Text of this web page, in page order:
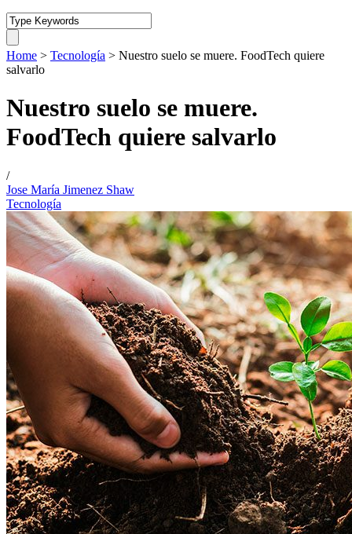
Home > Tecnología > Nuestro suelo se muere. FoodTech quiere
salvarlo
Nuestro suelo se muere.
FoodTech quiere salvarlo
/
Jose María Jimenez Shaw
Tecnología